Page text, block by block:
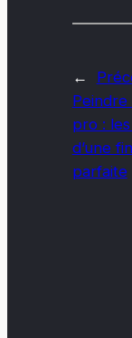
←
Peindre
pro :
d’une
parfaite